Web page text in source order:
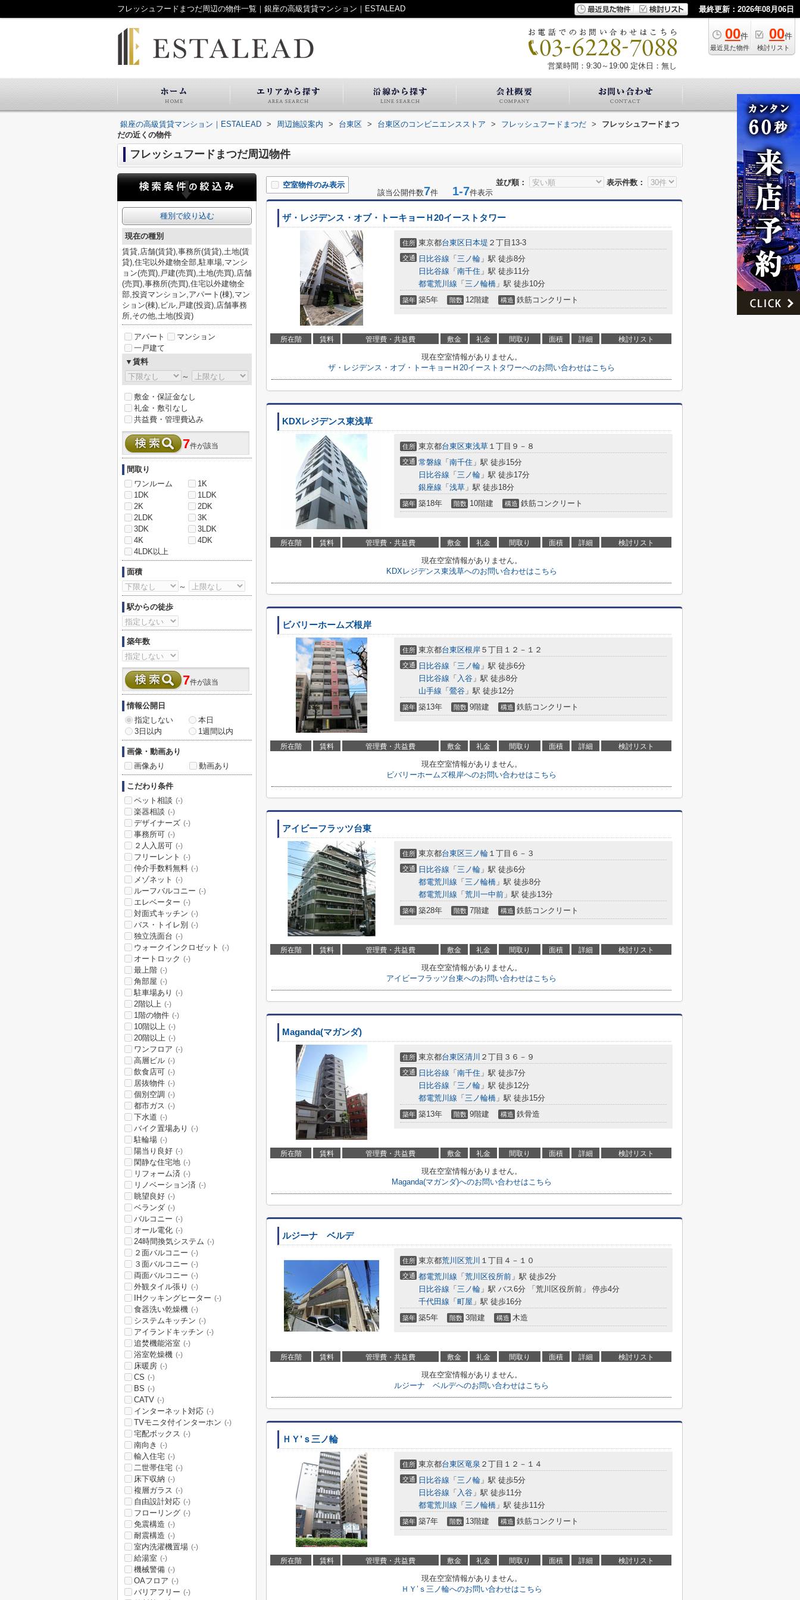
フレッシュフードまつだ周辺の物件一覧｜銀座の高級賃貸マンション｜ESTALEAD 最終更新：2026年08月06日
00件
最近見た物件
00件
検討リスト
営業時間：9:30～19:00 定休日：無し
銀座の高級賃貸マンション｜ESTALEAD > 周辺施設案内 > 台東区 > 台東区のコンビニエンスストア > フレッシュフードまつだ >
フレッシュフードまつ
だの近くの物件
フレッシュフードまつだ周辺物件
並び順： 表示件数：
空室物件のみ表示
該当公開件数7件 1-7件表示
ザ・レジデンス・オブ・トーキョーＨ20イーストタワー
住所 東京都台東区 日本堤 ２丁目13-3
交通 日比谷線 「 三ノ輪 」駅 徒歩8分
日比谷線 「 南千住 」駅 徒歩11分
都電荒川線 「 三ノ輪橋 」駅 徒歩10分
築年 築5年 階数 12階建 構造 鉄筋コンクリート
所在階 賃料 管理費・共益費 敷金 礼金 間取り 面積 詳細 検討リスト
現在空室情報がありません。
ザ・レジデンス・オブ・トーキョーＨ20イーストタワーへのお問い合わせはこちら
KDXレジデンス東浅草
住所 東京都台東区東浅草 １丁目９－８
交通 常磐線 「 南千住 」駅 徒歩15分
日比谷線 「 三ノ輪 」駅 徒歩17分
銀座線 「 浅草 」駅 徒歩18分
築年 築18年 階数 10階建 構造 鉄筋コンクリート
所在階 賃料 管理費・共益費 敷金 礼金 間取り 面積 詳細 検討リスト
現在空室情報がありません。
KDXレジデンス東浅草へのお問い合わせはこちら
ビバリーホームズ根岸
住所 東京都台東区根岸 ５丁目１２－１２
交通 日比谷線 「 三ノ輪 」駅 徒歩6分
日比谷線 「 入谷 」駅 徒歩8分
山手線 「 鶯谷 」駅 徒歩12分
築年 築13年 階数 9階建 構造 鉄筋コンクリート
所在階 賃料 管理費・共益費 敷金 礼金 間取り 面積 詳細 検討リスト
現在空室情報がありません。
ビバリーホームズ根岸へのお問い合わせはこちら
アイビーフラッツ台東
住所 東京都台東区三ノ輪 １丁目６－３
交通 日比谷線 「 三ノ輪 」駅 徒歩6分
都電荒川線 「 三ノ輪橋 」駅 徒歩8分
都電荒川線 「 荒川一中前 」駅 徒歩13分
築年 築28年 階数 7階建 構造 鉄筋コンクリート
所在階 賃料 管理費・共益費 敷金 礼金 間取り 面積 詳細 検討リスト
現在空室情報がありません。
アイビーフラッツ台東へのお問い合わせはこちら
Maganda(マガンダ)
住所 東京都台東区清川 ２丁目３６－９
交通 日比谷線 「 南千住 」駅 徒歩7分
日比谷線 「 三ノ輪 」駅 徒歩12分
都電荒川線 「 三ノ輪橋 」駅 徒歩15分
築年 築13年 階数 9階建 構造 鉄骨造
所在階 賃料 管理費・共益費 敷金 礼金 間取り 面積 詳細 検討リスト
現在空室情報がありません。
Maganda(マガンダ)へのお問い合わせはこちら
ルジーナ ベルデ
住所 東京都荒川区荒川 １丁目４－１０
交通 都電荒川線 「 荒川区役所前 」駅 徒歩2分
日比谷線 「 三ノ輪 」駅 バス6分 「荒川区役所前」 停歩4分
千代田線 「 町屋 」駅 徒歩16分
築年 築5年 階数 3階建 構造 木造
所在階 賃料 管理費・共益費 敷金 礼金 間取り 面積 詳細 検討リスト
現在空室情報がありません。
ルジーナ ベルデへのお問い合わせはこちら
ＨＹ’ｓ三ノ輪
住所 東京都台東区竜泉 ２丁目１２－１４
交通 日比谷線 「 三ノ輪 」駅 徒歩5分
日比谷線 「 入谷 」駅 徒歩11分
都電荒川線 「 三ノ輪橋 」駅 徒歩11分
築年 築7年 階数 13階建 構造 鉄筋コンクリート
所在階 賃料 管理費・共益費 敷金 礼金 間取り 面積 詳細 検討リスト
現在空室情報がありません。
ＨＹ’ｓ三ノ輪へのお問い合わせはこちら
種別で絞り込む
現在の種別
賃貸,店舗(賃貸),事務所(賃貸),土地(賃
貸),住宅以外建物全部,駐車場,マンシ
ョン(売買),戸建(売買),土地(売買),店舗
(売買),事務所(売買),住宅以外建物全
部,投資マンション,アパート(棟),マン
ション(棟),ビル,戸建(投資),店舗事務
所,その他,土地(投資)
アパート
マンション
一戸建て
▼賃料
～
敷金・保証金なし
礼金・敷引なし
共益費・管理費込み
7件が該当
間取り
ワンルーム
1K
1DK
1LDK
2K
2DK
2LDK
3K
3DK
3LDK
4K
4DK
4LDK以上
面積
～
駅からの徒歩
築年数
7件が該当
情報公開日
指定しない
本日
3日以内
1週間以内
画像・動画あり
画像あり
動画あり
こだわり条件
ペット相談 (-)
楽器相談 (-)
デザイナーズ (-)
事務所可 (-)
２人入居可 (-)
フリーレント (-)
仲介手数料無料 (-)
メゾネット (-)
ルーフバルコニー (-)
エレベーター (-)
対面式キッチン (-)
バス・トイレ別 (-)
独立洗面台 (-)
ウォークインクロゼット (-)
オートロック (-)
最上階 (-)
角部屋 (-)
駐車場あり (-)
2階以上 (-)
1階の物件 (-)
10階以上 (-)
20階以上 (-)
ワンフロア (-)
高層ビル (-)
飲食店可 (-)
居抜物件 (-)
個別空調 (-)
都市ガス (-)
下水道 (-)
バイク置場あり (-)
駐輪場 (-)
陽当り良好 (-)
閑静な住宅地 (-)
リフォーム済 (-)
リノベーション済 (-)
眺望良好 (-)
ベランダ (-)
バルコニー (-)
オール電化 (-)
24時間換気システム (-)
２面バルコニー (-)
３面バルコニー (-)
両面バルコニー (-)
外観タイル張り (-)
IHクッキングヒーター (-)
食器洗い乾燥機 (-)
システムキッチン (-)
アイランドキッチン (-)
追焚機能浴室 (-)
浴室乾燥機 (-)
床暖房 (-)
CS (-)
BS (-)
CATV (-)
インターネット対応 (-)
TVモニタ付インターホン (-)
宅配ボックス (-)
南向き (-)
輸入住宅 (-)
二世帯住宅 (-)
床下収納 (-)
複層ガラス (-)
自由設計対応 (-)
フローリング (-)
免震構造 (-)
耐震構造 (-)
室内洗濯機置場 (-)
給湯室 (-)
機械警備 (-)
OAフロア (-)
バリアフリー (-)